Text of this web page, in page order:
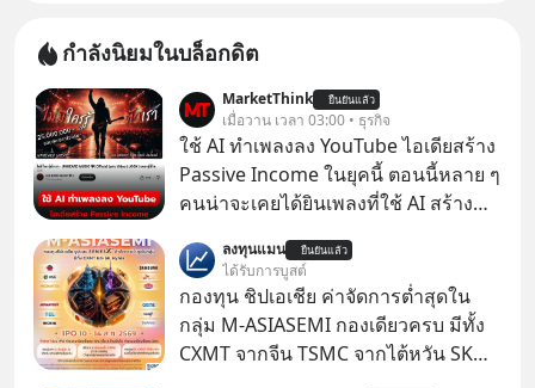
กำลังนิยมในบล็อกดิต
MarketThink ยืนยันแล้ว
เมื่อวาน เวลา 03:00 • ธุรกิจ
ใช้ AI ทำเพลงลง YouTube ไอเดียสร้าง
Passive Income ในยุคนี้ ตอนนี้หลาย ๆ
คนน่าจะเคยได้ยินเพลงที่ใช้ AI สร้าง
รู้ตัวเรา” จากช่องชื่อว่า UNHEARD
MUSIC ที่ตอนนี้มียอดรับชมกว่า 26
ล้านครั้งแล้ว
ลงทุนแมน ยืนยันแล้ว
ได้รับการบูสต์
กองทุน ชิปเอเชีย ค่าจัดการต่ำสุดใน
กลุ่ม M-ASIASEMI กองเดียวครบ มีทั้ง
CXMT จากจีน TSMC จากไต้หวัน SK